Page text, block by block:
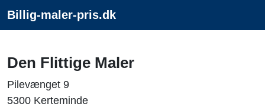
Billig-maler-pris.dk
Den Flittige Maler
Pilevænget 9
5300 Kerteminde